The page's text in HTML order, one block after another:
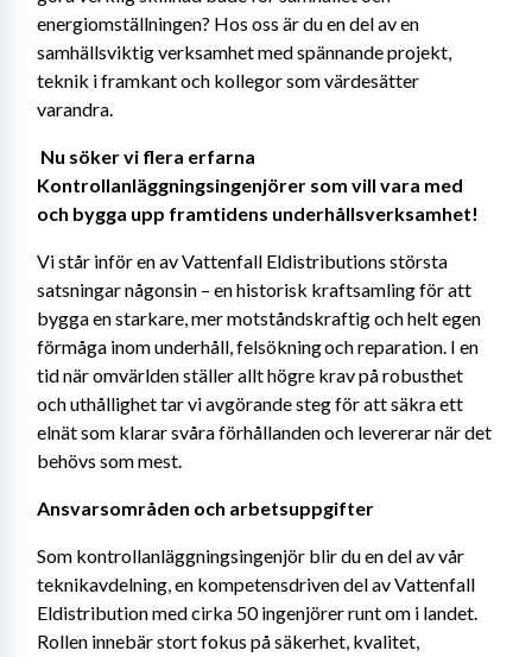
energiomställningen? Hos oss är du en del av en
samhällsviktig verksamhet med spännande projekt,
teknik i framkant och kollegor som värdesätter
varandra.
Nu söker vi flera erfarna
Kontrollanläggningsingenjörer som vill vara med
och bygga upp framtidens underhållsverksamhet!
Vi står inför en av Vattenfall Eldistributions största
satsningar någonsin – en historisk kraftsamling för att
bygga en starkare, mer motståndskraftig och helt egen
förmåga inom underhåll, felsökning och reparation. I en
tid när omvärlden ställer allt högre krav på robusthet
och uthållighet tar vi avgörande steg för att säkra ett
elnät som klarar svåra förhållanden och levererar när det
behövs som mest.
Ansvarsområden och arbetsuppgifter
Som kontrollanläggningsingenjör blir du en del av vår
teknikavdelning, en kompetensdriven del av Vattenfall
Eldistribution med cirka 50 ingenjörer runt om i landet.
Rollen innebär stort fokus på säkerhet, kvalitet,